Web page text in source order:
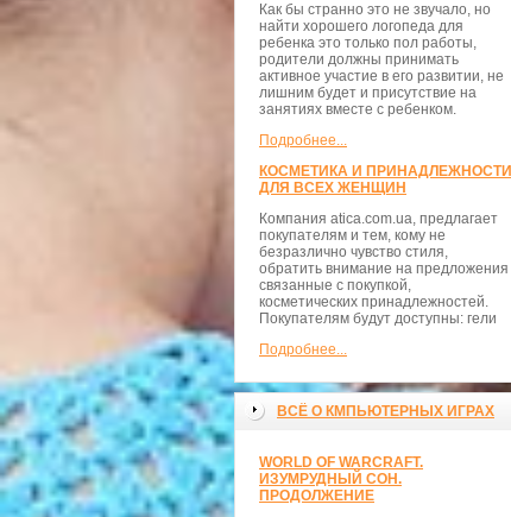
Как бы странно это не звучало, но
найти хорошего логопеда для
ребенка это только пол работы,
родители должны принимать
активное участие в его развитии, не
лишним будет и присутствие на
занятиях вместе с ребенком.
Подробнее...
КОСМЕТИКА И ПРИНАДЛЕЖНОСТИ
ДЛЯ ВСЕХ ЖЕНЩИН
Компания atica.com.ua, предлагает
покупателям и тем, кому не
безразлично чувство стиля,
обратить внимание на предложения
связанные с покупкой,
косметических принадлежностей.
Покупателям будут доступны: гели
Подробнее...
ВСЁ О КМПЬЮТЕРНЫХ ИГРАХ
WORLD OF WARCRAFT.
ИЗУМРУДНЫЙ СОН.
ПРОДОЛЖЕНИЕ